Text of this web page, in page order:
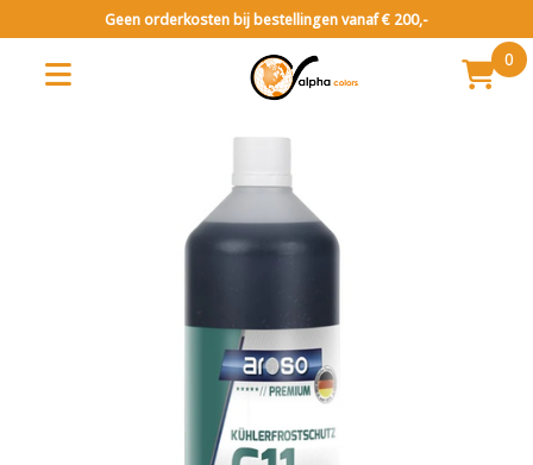
Geen orderkosten bij bestellingen vanaf € 200,-
0